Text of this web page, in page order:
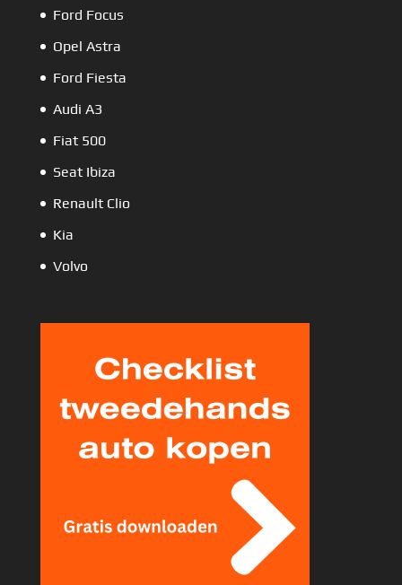
Ford Focus
Opel Astra
Ford Fiesta
Audi A3
Fiat 500
Seat Ibiza
Renault Clio
Kia
Volvo